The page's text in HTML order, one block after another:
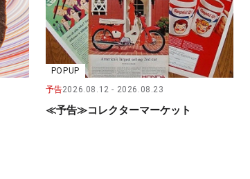
POPUP
予告2026.08.12 2026.08.23
≪予告≫コレクターマーケット